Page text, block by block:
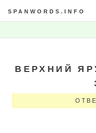
SPANWORDS.INFO
ВЕРХНИЙ